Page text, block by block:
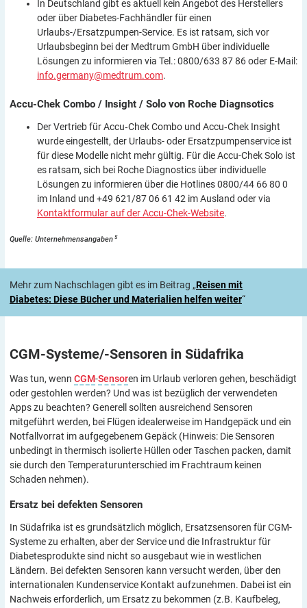
In Deutschland gibt es aktuell kein Angebot des Herstellers
oder über Diabetes-Fachhändler für einen
Urlaubs-/Ersatzpumpen-Service. Es ist ratsam, sich vor
Urlaubsbeginn bei der Medtrum GmbH über individuelle
Lösungen zu informieren via Tel.: 0800/633 87 86 oder E-Mail:
info.germany@medtrum.com.
Accu-Chek Combo / Insight / Solo von Roche Diagnsotics
Der Vertrieb für Accu‑Chek Combo und Accu‑Chek Insight
wurde eingestellt, der Urlaubs- oder Ersatzpumpenservice ist
für diese Modelle nicht mehr gültig. Für die Accu-Chek Solo ist
es ratsam, sich bei Roche Diagnostics über individuelle
Lösungen zu informieren über die Hotlines 0800/44 66 80 0
im Inland und +49 621/87 06 61 42 im Ausland oder via
Kontaktformular auf der Accu-Chek-Website.
Quelle: Unternehmensangaben 5
Mehr zum Nachschlagen gibt es im Beitrag „Reisen mit
Diabetes: Diese Bücher und Materialien helfen weiter“
CGM-Systeme/-Sensoren in Südafrika
Was tun, wenn CGM-Sensoren im Urlaub verloren gehen, beschädigt
oder gestohlen werden? Und was ist bezüglich der verwendeten
Apps zu beachten? Generell sollten ausreichend Sensoren
mitgeführt werden, bei Flügen idealerweise im Handgepäck und ein
Notfallvorrat im aufgegebenem Gepäck (Hinweis: Die Sensoren
unbedingt in thermisch isolierte Hüllen oder Taschen packen, damit
sie durch den Temperaturunterschied im Frachtraum keinen
Schaden nehmen).
Ersatz bei defekten Sensoren
In Südafrika ist es grundsätzlich möglich, Ersatzsensoren für CGM-
Systeme zu erhalten, aber der Service und die Infrastruktur für
Diabetesprodukte sind nicht so ausgebaut wie in westlichen
Ländern. Bei defekten Sensoren kann versucht werden, über den
internationalen Kundenservice Kontakt aufzunehmen. Dabei ist ein
Nachweis erforderlich, um Ersatz zu bekommen (z.B. Kaufbeleg,